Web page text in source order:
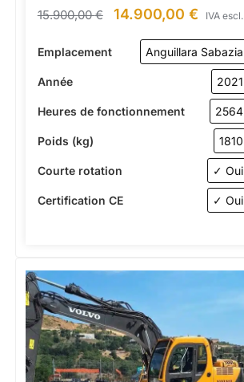
15.900,00€ 14.900,00 € IVA escl.
Emplacement Anguillara Sabazia
Année 2021
Heures de fonctionnement 2564
Poids (kg) 1810
Courte rotation ✓ Oui
Certification CE ✓ Oui